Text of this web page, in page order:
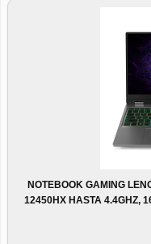
NOTEBOOK GAMING
12450HX HASTA 4.4GHZ,